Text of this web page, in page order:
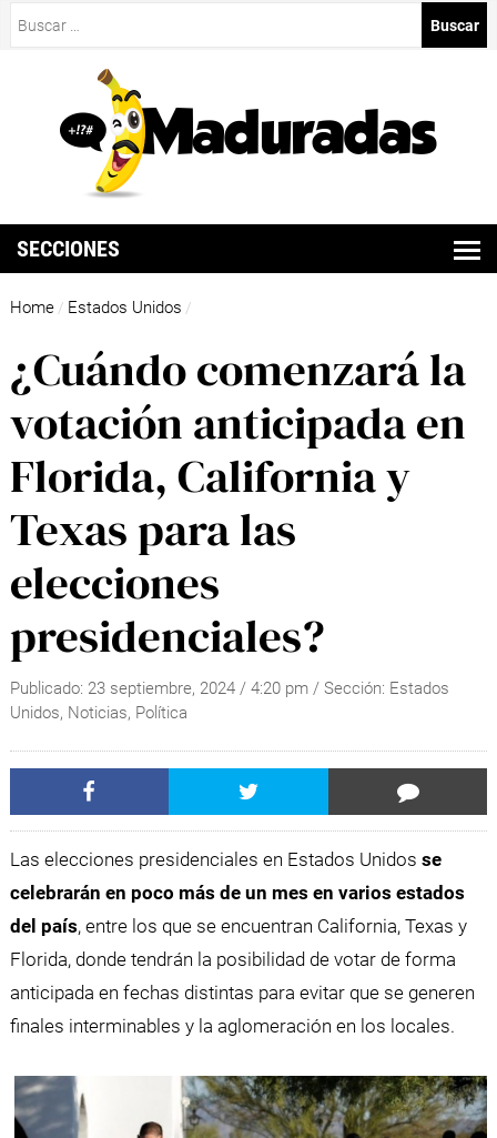
SECCIONES
Home / Estados Unidos /
¿Cuándo comenzará la
votación anticipada en
Florida, California y
Texas para las
elecciones
presidenciales?
Publicado: 23 septiembre, 2024/ 4:20 pm / Sección: Estados
Unidos, Noticias, Política
Las elecciones presidenciales en Estados Unidos se
celebrarán en poco más de un mes en varios estados
del país, entre los que se encuentran California, Texas y
Florida, donde tendrán la posibilidad de votar de forma
anticipada en fechas distintas para evitar que se generen
finales interminables y la aglomeración en los locales.